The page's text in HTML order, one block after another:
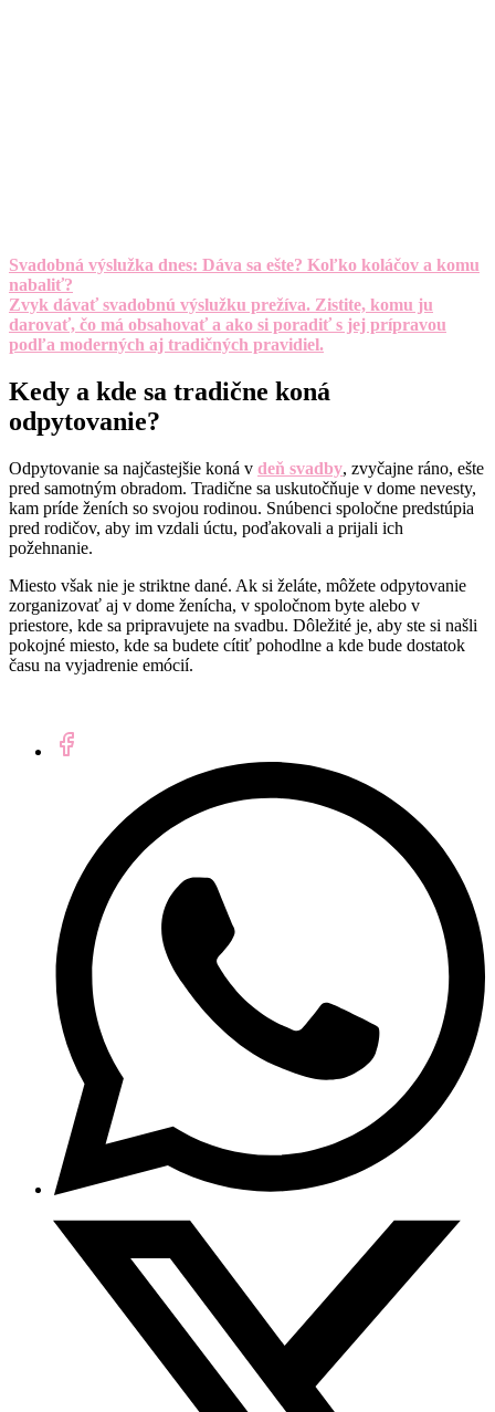
Svadobná výslužka dnes: Dáva sa ešte? Koľko koláčov a komu
nabaliť?
Zvyk dávať svadobnú výslužku prežíva. Zistite, komu ju
darovať, čo má obsahovať a ako si poradiť s jej prípravou
podľa moderných aj tradičných pravidiel.
Kedy a kde sa tradične koná
odpytovanie?
Odpytovanie sa najčastejšie koná v deň svadby, zvyčajne ráno, ešte
pred samotným obradom. Tradične sa uskutočňuje v dome nevesty,
kam príde ženích so svojou rodinou. Snúbenci spoločne predstúpia
pred rodičov, aby im vzdali úctu, poďakovali a prijali ich
požehnanie.
Miesto však nie je striktne dané. Ak si želáte, môžete odpytovanie
zorganizovať aj v dome ženícha, v spoločnom byte alebo v
priestore, kde sa pripravujete na svadbu. Dôležité je, aby ste si našli
pokojné miesto, kde sa budete cítiť pohodlne a kde bude dostatok
času na vyjadrenie emócií.